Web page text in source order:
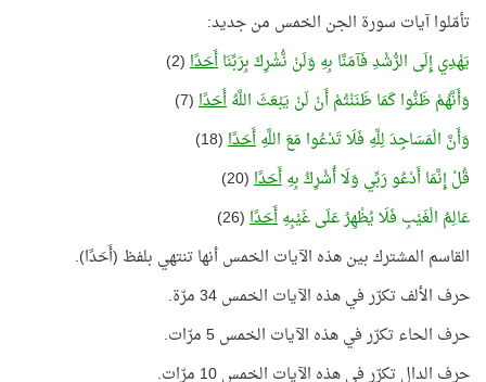
تأمّلوا آيات سورة الجن الخمس من جديد:
يَهْدِي إِلَى الرُّشْدِ فَآمَنَّا بِهِ وَلَنْ نُّشْرِكَ بِرَبِّنَاأَحَدًا(2)
وَأَنَّهُمْ ظَنُّوا كَمَا ظَنَنْتُمْ أَنْ لَنْ يَبْعَثَ اللَّهُأَحَدًا(7)
وَأَنَّ الْمَسَاجِدَ لِلَّهِ فَلَا تَدْعُوا مَعَ اللَّهِأَحَدًا(18)
قُلْ إِنَّمَا أَدْعُو رَبِّي وَلَا أُشْرِكُ بِهِأَحَدًا(20)
عَالِمُ الْغَيْبِ فَلَا يُظْهِرُ عَلَى غَيْبِهِأَحَدًا(26)
القاسم المشترك بين هذه الآيات الخمس أنها تنتهي بلفظ (أَحَدًا).
حرف الألف تكرّر في هذه الآيات الخمس 34 مرّة.
حرف الحاء تكرّر في هذه الآيات الخمس 5 مرّات.
حرف الدال تكرّر في هذه الآيات الخمس 10 مرّات.